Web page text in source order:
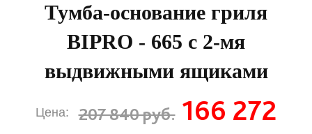
Тумба-основание гриля
BIPRO - 665 с 2-мя
выдвижными ящиками
Цена: 207 840 руб. 166 272